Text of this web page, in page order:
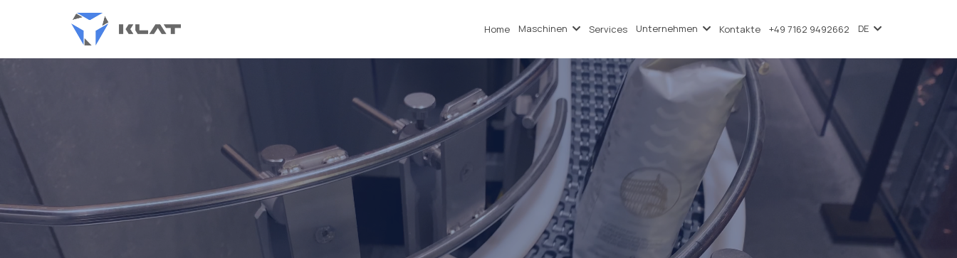
Home Maschinen Services Unternehmen Kontakte +49 7162 9492662 DE